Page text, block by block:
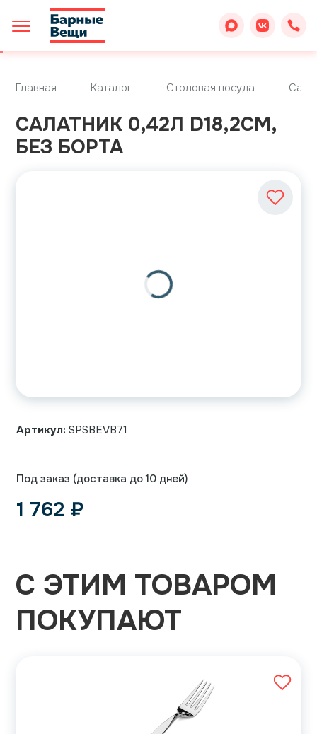
Главная Каталог Столовая посуда
САЛАТНИК 0,42Л D18,2СМ,
БЕЗ БОРТА
Артикул: SPSBEVB71
Под заказ (доставка до 10 дней)
1 762 ₽
С ЭТИМ ТОВАРОМ
ПОКУПАЮТ